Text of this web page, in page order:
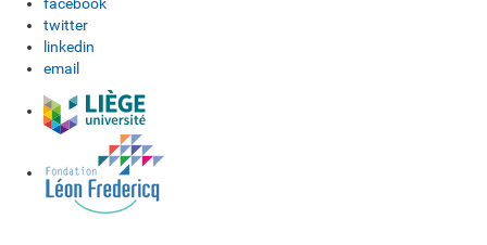
twitter
linkedin
email